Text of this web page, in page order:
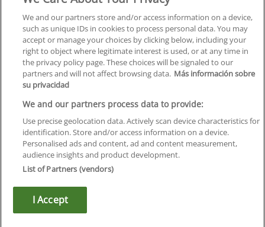
Centros
Orientación
Quiénes somos
Contacta
Aviso Legal
Política de Privacidad
Política de Cookies
Canal Ético
We and our partners store and/or access information on a device,
such as unique IDs in cookies to process personal data. You may
accept or manage your choices by clicking below, including your
right to object where legitimate interest is used, or at any time in
the privacy policy page. These choices will be signaled to our
partners and will not affect browsing data. Más información sobre
su privacidad
We and our partners process data to provide:
Use precise geolocation data. Actively scan device characteristics for
identification. Store and/or access information on a device.
Personalised ads and content, ad and content measurement,
audience insights and product development.
List of Partners (vendors)
I Accept